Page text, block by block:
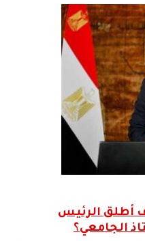
أطلق الرئيس
الجامعي؟